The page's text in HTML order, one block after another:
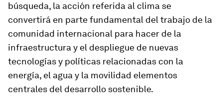
búsqueda, la acción referida al clima se
convertirá en parte fundamental del trabajo de la
comunidad internacional para hacer de la
infraestructura y el despliegue de nuevas
tecnologías y políticas relacionadas con la
energía, el agua y la movilidad elementos
centrales del desarrollo sostenible.